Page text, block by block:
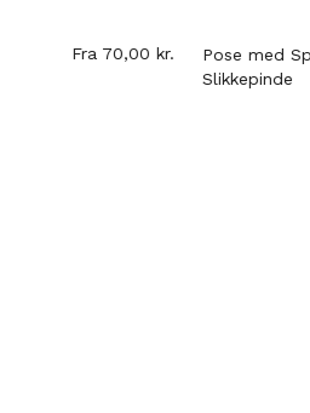
Pose med Sport
Fra